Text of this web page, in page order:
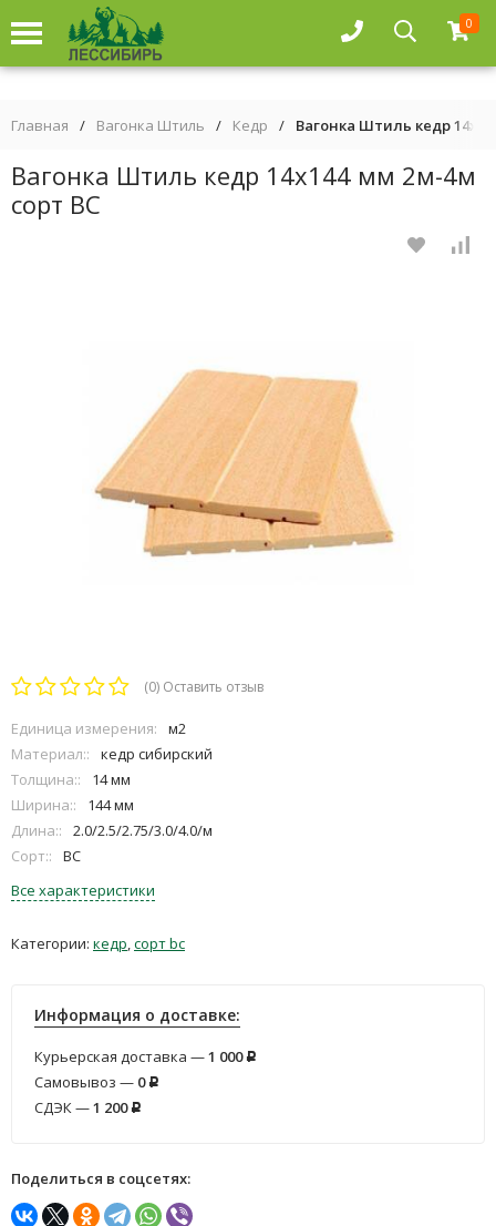
0
Главная / Вагонка Штиль / Кедр / Вагонка Штиль кедр
Вагонка Штиль кедр 14х144 мм 2м-4м
сорт ВС
(0) Оставить отзыв
Единица измерения:
м2
Материал::
кедр сибирский
Толщина::
14 мм
Ширина::
144 мм
Длина::
2.0/2.5/2.75/3.0/4.0/м
Сорт::
ВС
Все характеристики
Категории: кедр,сорт bc
Информация о доставке:
Курьерская доставка —1 000 Р
Самовывоз — 0 Р
СДЭК —1 200 Р
Поделиться в соцсетях: